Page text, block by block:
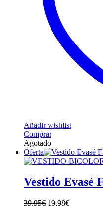
Añadir wishlist
Comprar
Agotado
Oferta
Vestido Evasé
39,95€ 19,98€